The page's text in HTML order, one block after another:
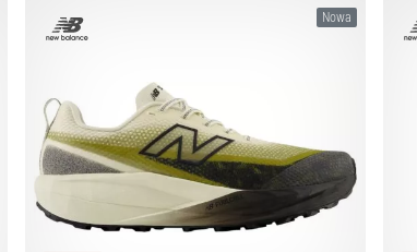
33½ 36 36½ 37 37½ 38 39 40 40½ 41 41½ Nowa